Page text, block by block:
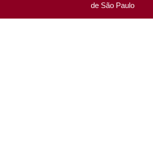
de São Paulo